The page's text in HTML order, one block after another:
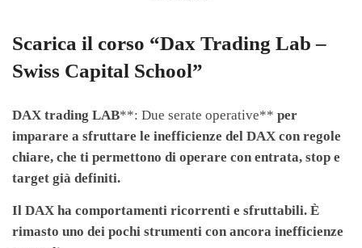
Scarica il corso “Dax Trading Lab –
Swiss Capital School”
DAX trading LAB**: Due serate operative** per
imparare a sfruttare le inefficienze del DAX con regole
chiare, che ti permettono di operare con entrata, stop e
target già definiti.
Il DAX ha comportamenti ricorrenti e sfruttabili. È
rimasto uno dei pochi strumenti con ancora inefficienze